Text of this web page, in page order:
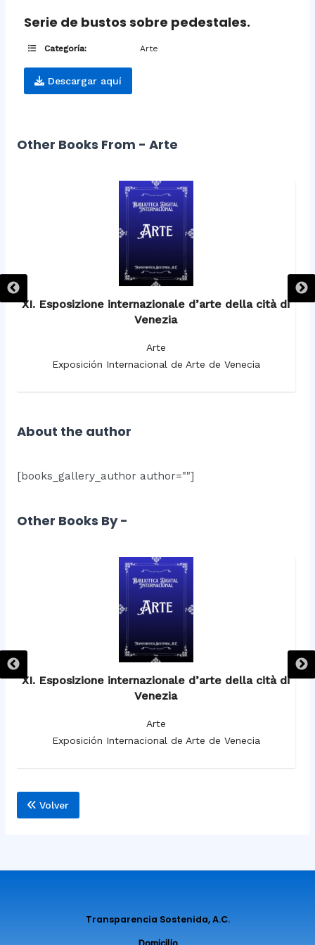
Serie de bustos sobre pedestales.
Categoría: Arte
Descargar aquí
Other Books From - Arte
XI. Esposizione internazionale d’arte della cità di
Venezia
Arte
Exposición Internacional de Arte de Venecia
About the author
[books_gallery_author author=""]
Other Books By -
XI. Esposizione internazionale d’arte della cità di
Venezia
Arte
Exposición Internacional de Arte de Venecia
Volver
Transparencia Sostenida, A.C.